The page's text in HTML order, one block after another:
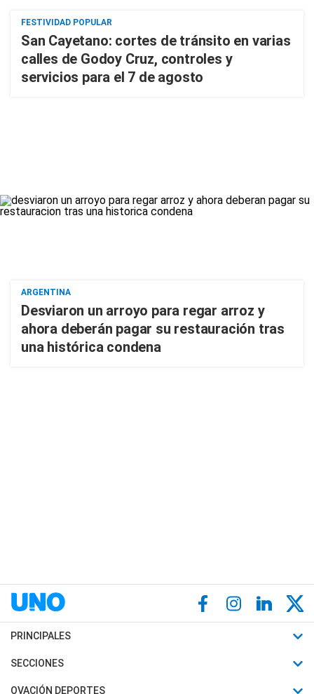
FESTIVIDAD POPULAR
San Cayetano: cortes de tránsito en varias
calles de Godoy Cruz, controles y
servicios para el 7 de agosto
ARGENTINA
Desviaron un arroyo para regar arroz y
ahora deberán pagar su restauración tras
una histórica condena
PRINCIPALES
Últimas Noticias
Política
SECCIONES
Horóscopo
OVACIÓN DEPORTES